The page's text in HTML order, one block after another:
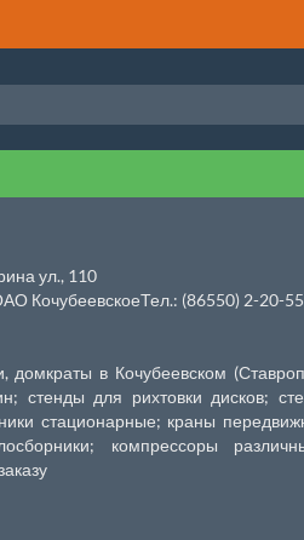
ул., 110
КочубеевскоеТел.: (86550) 2-20-
домкраты в Кочубеевском
стенды для рихтовки дисков;
стационарные; краны
компрессоры